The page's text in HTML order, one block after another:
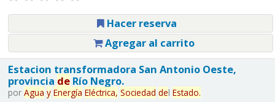
Hacer reserva
Agregar al carrito
Estacion transformadora San Antonio Oeste,
provincia deRío Negro.
por Agua y Energía Eléctrica, Sociedad del Estado.